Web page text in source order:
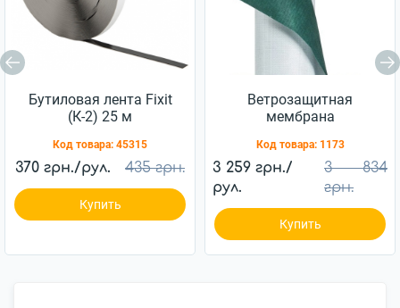
Бутиловая лента Fixit
(К-2) 25 м
Код товара: 45315
370 грн./рул. 435 грн.
Купить
Ветрозащитная
мембрана
85г/м2 (75м2)
Код товара: 1173
3 259 грн./
рул.
3 834
грн.
Купить